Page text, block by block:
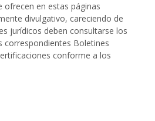
ofrecen en estas páginas
divulgativo, careciendo de
jurídicos deben consultarse los
correspondientes Boletines
conforme a los